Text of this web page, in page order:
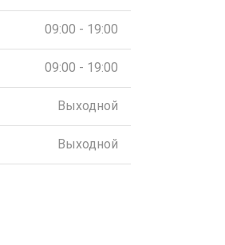
09:00 - 19:00
09:00 - 19:00
Выходной
Выходной